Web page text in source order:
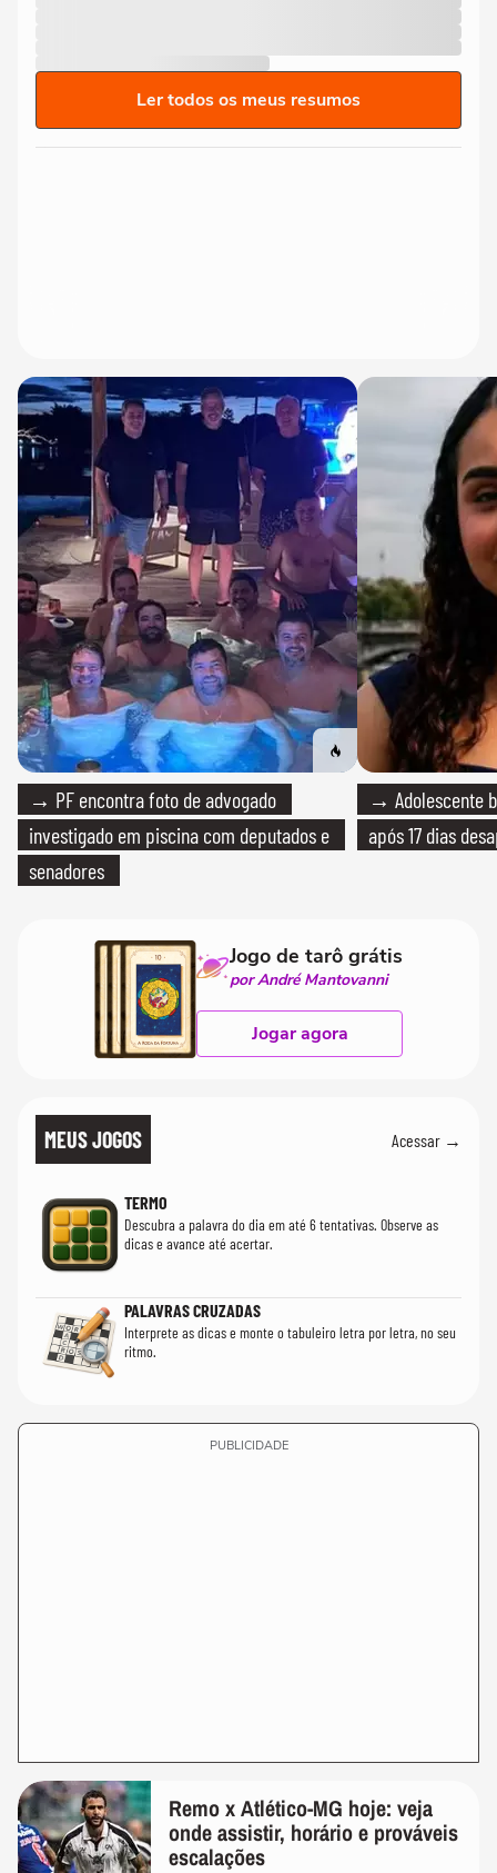
Ler todos os meus resumos
→ PF encontra foto de advogado
investigado em piscina com deputados e
senadores
→ Adolescente
após 17 dias
Jogo de tarô grátis
por André Mantovanni
Jogar agora
MEUS JOGOS Acessar →
TERMO
Descubra a palavra do dia em até 6 tentativas. Observe as
dicas e avance até acertar.
PALAVRAS CRUZADAS
Interprete as dicas e monte o tabuleiro letra por letra, no seu
ritmo.
PUBLICIDADE
Remo x Atlético-MG hoje: veja
onde assistir, horário e prováveis
escalações